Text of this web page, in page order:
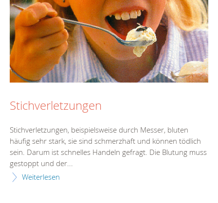
Stichverletzungen
Stichverletzungen, beispielsweise durch Messer, bluten
häufig sehr stark, sie sind schmerzhaft und können tödlich
sein. Darum ist schnelles Handeln gefragt. Die Blutung muss
gestoppt und der...
Weiterlesen